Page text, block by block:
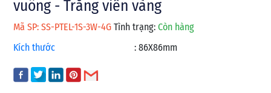
vuông - Trắng viền vàng
Mã SP: SS-PTEL-1S-3W-4G Tình trạng: Còn hàng
Kích thước
: 86X86mm